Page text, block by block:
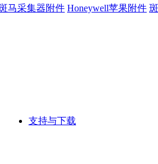
马采集器附件 Honeywell苹果附件
支持与下载